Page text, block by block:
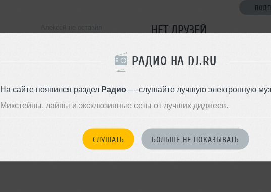
РАДИО НА DJ.RU
На сайте появился раздел Радио— слушайте лучшую электронную
Микстейпы, лайвы и эксклюзивные сеты от лучших диджеев.
СЛУШАТЬ БОЛЬШЕ НЕ ПОКАЗЫВАТЬ
НЕТ ДРУЗЕЙ